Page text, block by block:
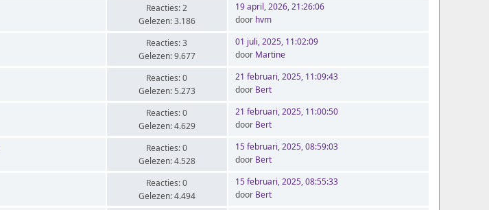
Reacties: 2
Gelezen: 3.186
19 april, 2026, 21:26:06
door hvm
Reacties: 3
Gelezen: 9.677
01 juli, 2025, 11:02:09
door Martine
Reacties: 0
Gelezen: 5.273
21 februari, 2025, 11:09:43
door Bert
Reacties: 0
Gelezen: 4.629
21 februari, 2025, 11:00:50
door Bert
Reacties: 0
Gelezen: 4.528
15 februari, 2025, 08:59:03
door Bert
Reacties: 0
Gelezen: 4.494
15 februari, 2025, 08:55:33
door Bert